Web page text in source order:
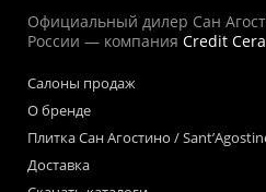
Официальный дилер Сан
России — компания Credit
Салоны продаж
О бренде
Плитка Сан Агостино /
Доставка